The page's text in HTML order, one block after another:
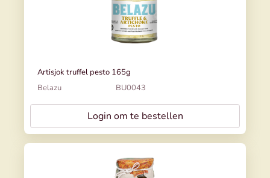
Artisjok truffel pesto 165g
Belazu
BU0043
Login om te bestellen